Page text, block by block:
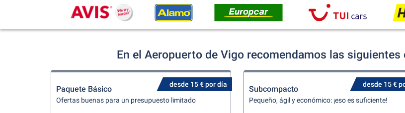
En el Aeropuerto de Vigo recomendamos las
desde 15 € por día
Paquete Básico
Ofertas buenas para un presupuesto limitado
desde 15 €
Subcompacto
Pequeño, ágil y económico: ¡eso es suficiente!